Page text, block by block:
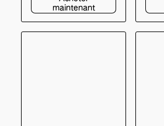
maintenant